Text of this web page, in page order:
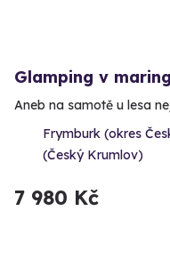
Glamping v
Aneb na samotě u lesa
Frymburk (okres
(Český Krumlov)
7 980 Kč